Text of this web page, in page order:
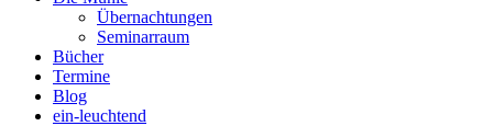
Übernachtungen
Seminarraum
Bücher
Termine
Blog
ein-leuchtend